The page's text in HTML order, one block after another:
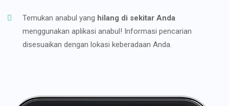
Temukan anabul yang hilang di sekitar Anda
menggunakan aplikasi anabul! Informasi pencarian
disesuaikan dengan lokasi keberadaan Anda.